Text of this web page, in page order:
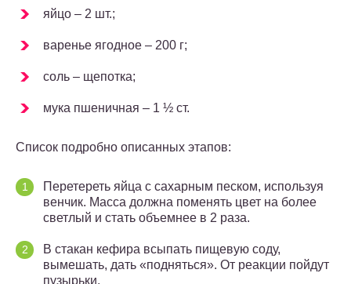
яйцо – 2 шт.;
варенье ягодное – 200 г;
соль – щепотка;
мука пшеничная – 1 ½ ст.
Список подробно описанных этапов:
Перетереть яйца с сахарным песком, используя
венчик. Масса должна поменять цвет на более
светлый и стать объемнее в 2 раза.
В стакан кефира всыпать пищевую соду,
вымешать, дать «подняться». От реакции пойдут
пузырьки.